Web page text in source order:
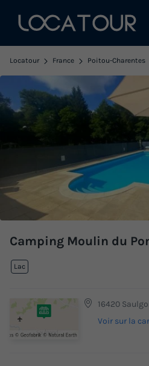
Locatour France Poitou-Charentes
Camping Moulin du
Lac
16420
Voir sur la